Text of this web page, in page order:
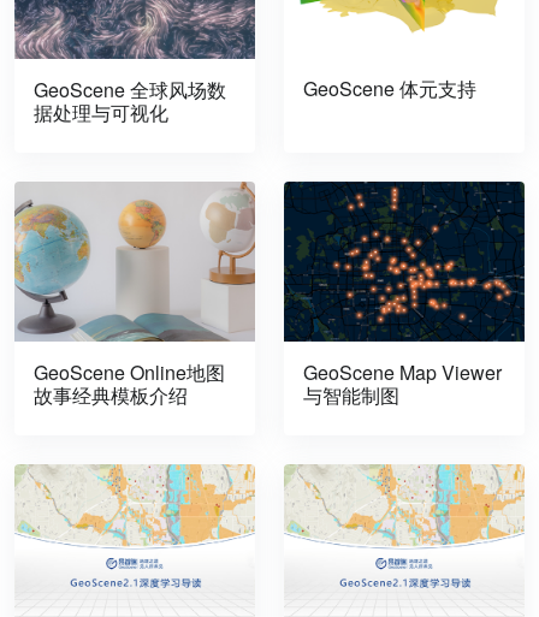
GeoScene 全球风场数
据处理与可视化
GeoScene 体元支持
GeoScene Online地图
故事经典模板介绍
GeoScene Map Viewer
与智能制图